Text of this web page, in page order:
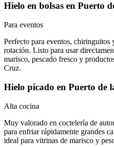
Hielo en bolsas en Puerto
Para eventos
Perfecto para eventos, chiringuitos
rotación. Listo para usar
marisco, pescado fresco y
Cruz.
Hielo picado en Puerto de
Alta cocina
Muy valorado en coctelería de
para enfriar rápidamente grandes
ideal para vitrinas de marisco y